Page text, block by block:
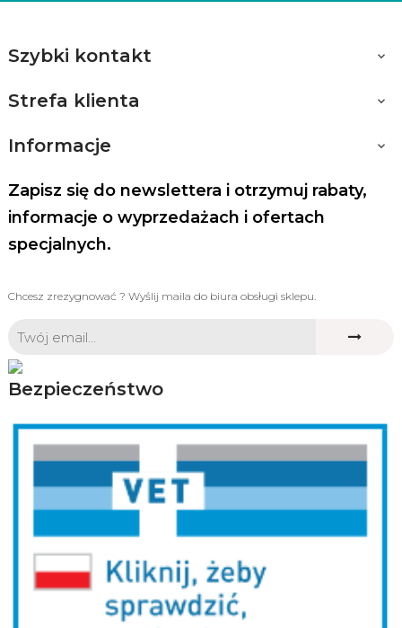
Szybki kontakt 
Strefa klienta 
Informacje 
Zapisz się do newslettera i otrzymuj rabaty,
informacje o wyprzedażach i ofertach
specjalnych.
Chcesz zrezygnować ? Wyślij maila do biura obsługi sklepu.
Bezpieczeństwo